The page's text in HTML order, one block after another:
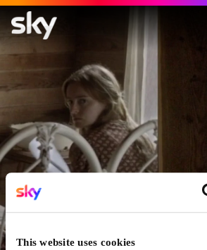
This website uses cookies
As I Lay Dying